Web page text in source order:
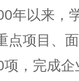
年以来，
点项目、
，完成